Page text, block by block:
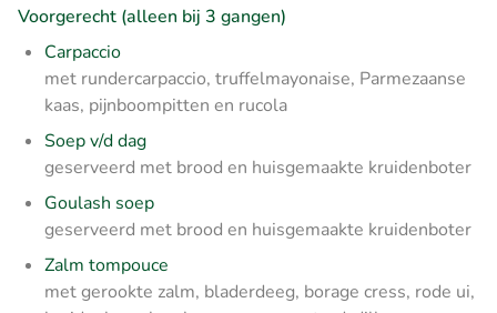
Voorgerecht (alleen bij 3 gangen)
Carpaccio
met rundercarpaccio, truffelmayonaise, Parmezaanse
kaas, pijnboompitten en rucola
Soep v/d dag
geserveerd met brood en huisgemaakte kruidenboter
Goulash soep
geserveerd met brood en huisgemaakte kruidenboter
Zalm tompouce
met gerookte zalm, bladerdeeg, borage cress, rode ui,